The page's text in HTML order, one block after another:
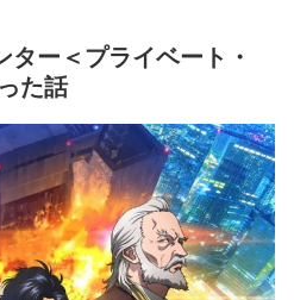
ター＜プライベート・
た話